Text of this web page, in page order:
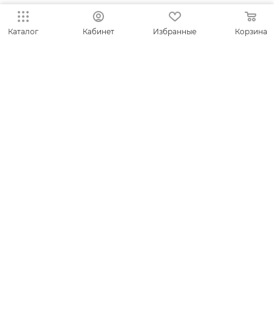
Каталог Кабинет Избранные Корзина